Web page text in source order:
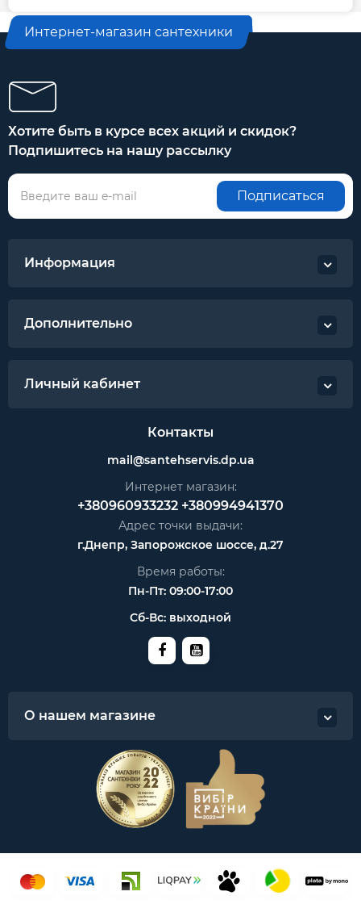
Интернет-магазин сантехники
Хотите быть в курсе всех акций и скидок?
Подпишитесь на нашу рассылку
Подписаться
Информация
Дополнительно
Личный кабинет
Контакты
mail@santehservis.dp.ua
Интернет магазин:
+380960933232 +380994941370
Адрес точки выдачи:
г.Днепр, Запорожское шоссе, д.27
Время работы:
Пн-Пт: 09:00-17:00
Сб-Вс: выходной
О нашем магазине